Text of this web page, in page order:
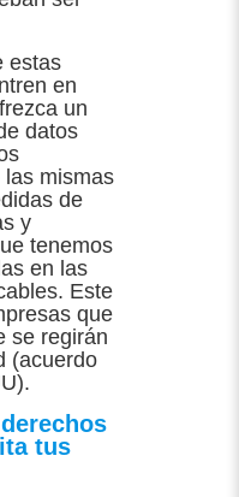
estas
en
un
datos
mismas
de
y
tenemos
en las
Este
que
se regirán
(acuerdo
tus